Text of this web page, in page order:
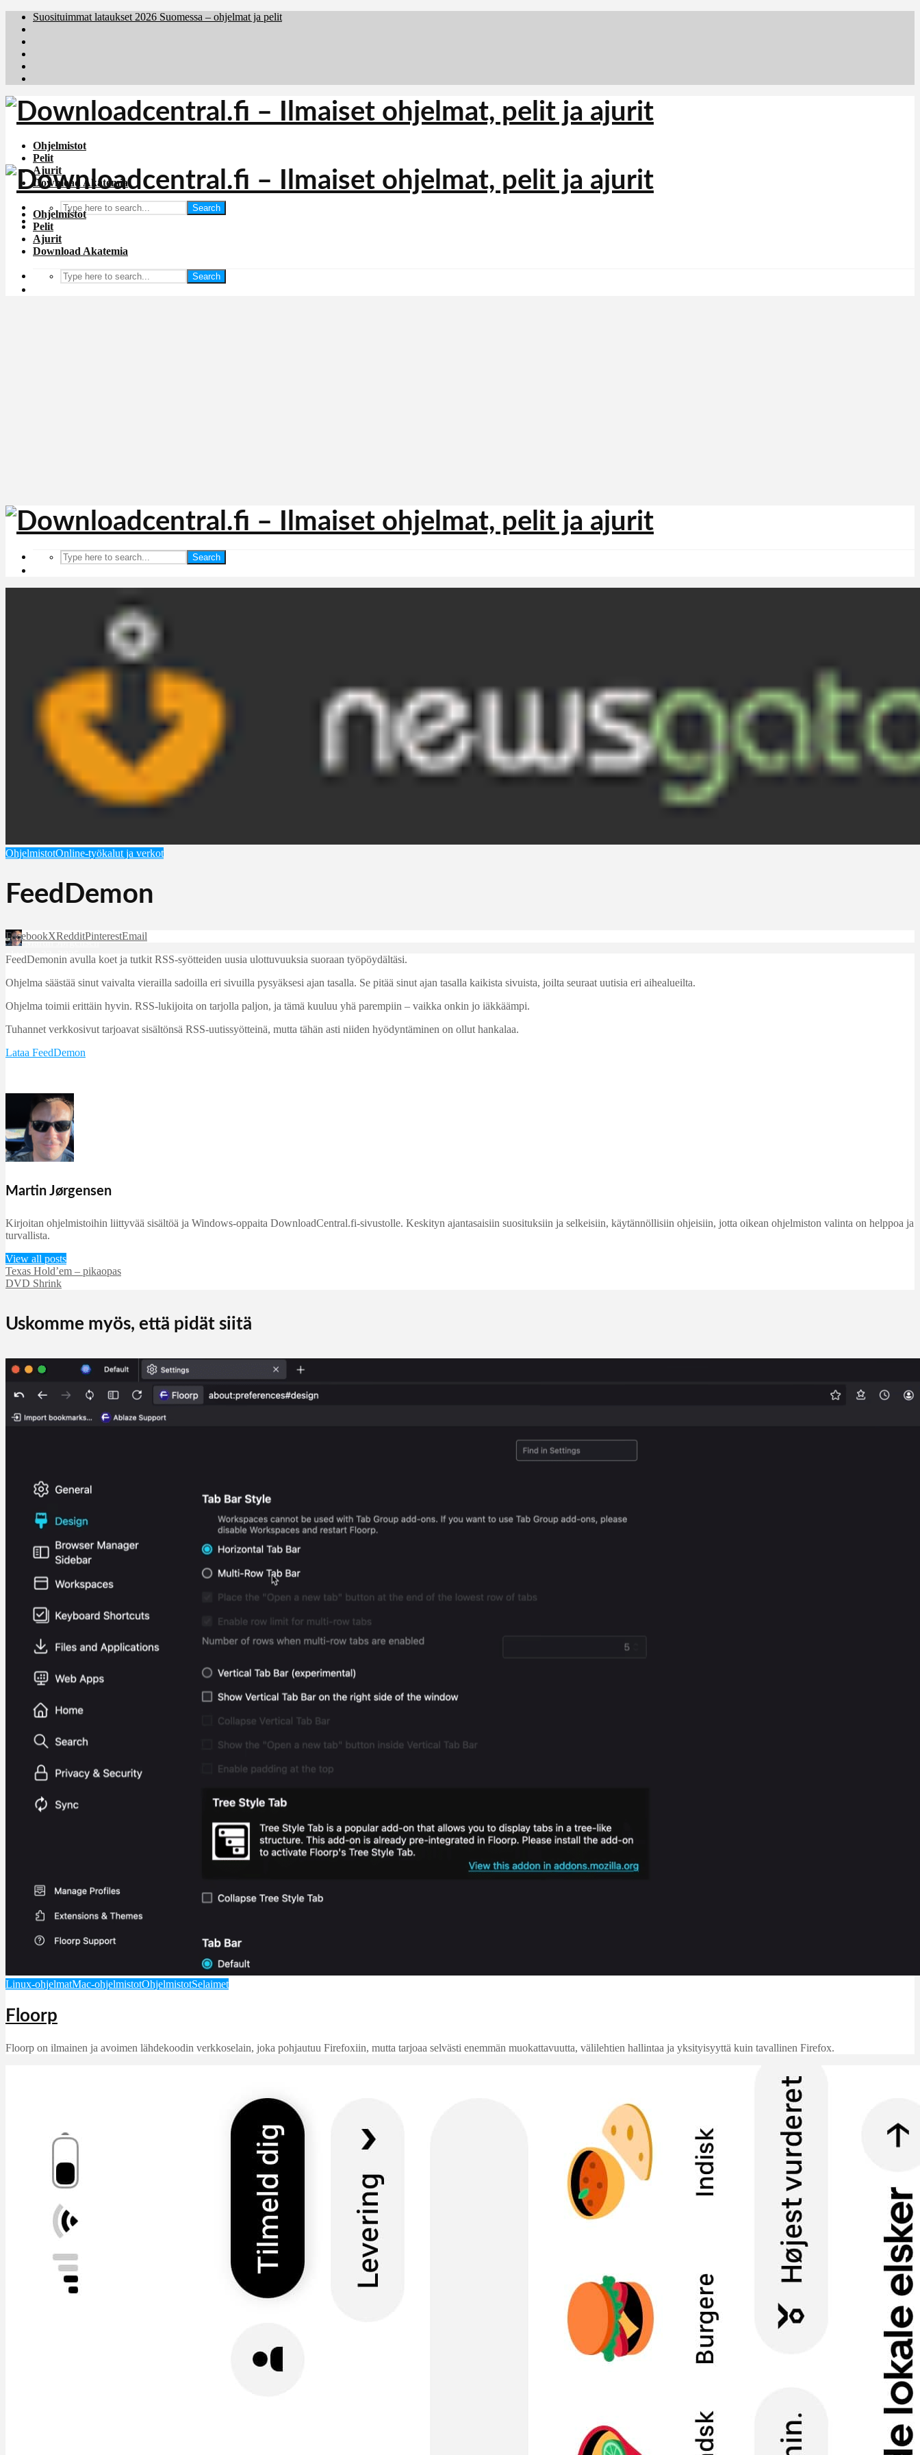
Suosituimmat lataukset 2026 Suomessa – ohjelmat ja pelit
Ohjelmistot
Pelit
Ajurit
Download Akatemia
Search
Ohjelmistot
Pelit
Ajurit
Download Akatemia
Search
Search
OhjelmistotOnline-työkalut ja verkot
FeedDemon
Martin Jørgensen
oktober 22, 2025
FacebookXRedditPinterestEmail
FeedDemonin avulla koet ja tutkit RSS-syötteiden uusia ulottuvuuksia suoraan työpöydältäsi.
Ohjelma säästää sinut vaivalta vierailla sadoilla eri sivuilla pysyäksesi ajan tasalla. Se pitää sinut ajan tasalla kaikista sivuista, joilta seuraat uutisia eri aihealueilta.
Ohjelma toimii erittäin hyvin. RSS-lukijoita on tarjolla paljon, ja tämä kuuluu yhä parempiin – vaikka onkin jo iäkkäämpi.
Tuhannet verkkosivut tarjoavat sisältönsä RSS-uutissyötteinä, mutta tähän asti niiden hyödyntäminen on ollut hankalaa.
Lataa FeedDemon
Martin Jørgensen
Kirjoitan ohjelmistoihin liittyvää sisältöä ja Windows-oppaita DownloadCentral.fi-sivustolle. Keskityn ajantasaisiin suosituksiin ja selkeisiin, käytännöllisiin ohjeisiin, jotta oikean ohjelmiston valinta on helppoa ja
turvallista.
View all posts
Texas Hold’em – pikaopas
DVD Shrink
Uskomme myös, että pidät siitä
Linux-ohjelmatMac-ohjelmistotOhjelmistotSelaimet
Floorp
Floorp on ilmainen ja avoimen lähdekoodin verkkoselain, joka pohjautuu Firefoxiin, mutta tarjoaa selvästi enemmän muokattavuutta, välilehtien hallintaa ja yksityisyyttä kuin tavallinen Firefox.